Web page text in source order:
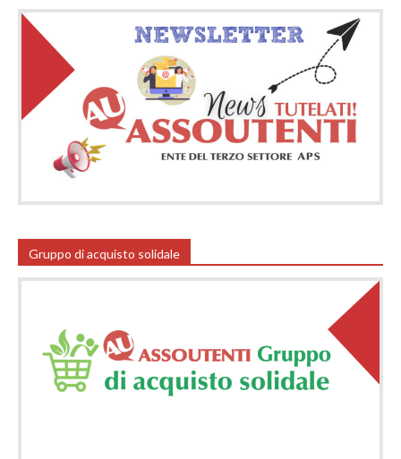
Gruppo di acquisto solidale